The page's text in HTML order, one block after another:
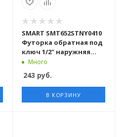
SMART SMT652STNY0410
Футорка обратная под
ключ 1/2" наружняя
резьба х 1" внутренняя
резьба, 100 штук в
упаковке
Много
243 руб.
В КОРЗИНУ